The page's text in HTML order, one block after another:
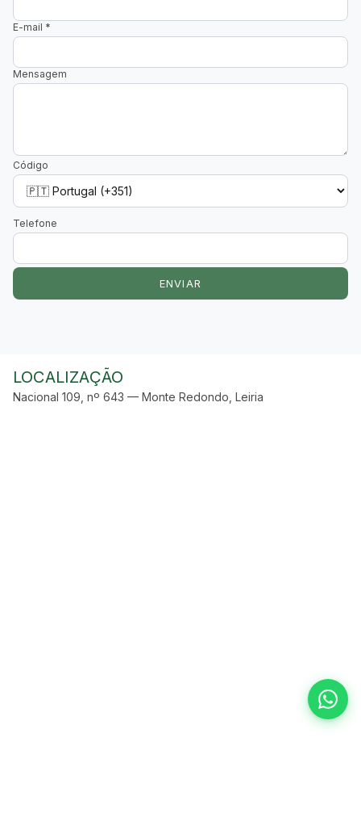
E-mail *
Mensagem
Código
Telefone
ENVIAR
LOCALIZAÇÃO
Nacional 109, nº 643 — Monte Redondo, Leiria